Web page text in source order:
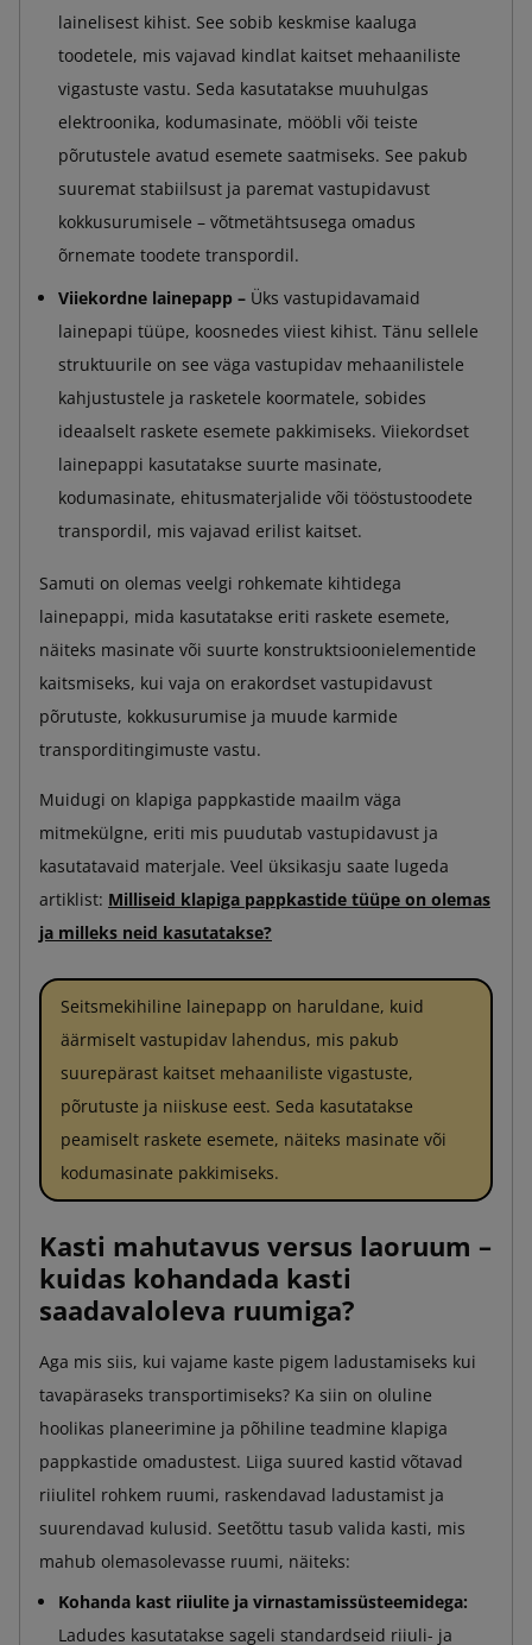
lainelisest kihist. See sobib keskmise kaaluga
toodetele, mis vajavad kindlat kaitset mehaaniliste
vigastuste vastu. Seda kasutatakse muuhulgas
elektroonika, kodumasinate, mööbli või teiste
põrutustele avatud esemete saatmiseks. See pakub
suuremat stabiilsust ja paremat vastupidavust
kokkusurumisele – võtmetähtsusega omadus
õrnemate toodete transpordil.
Viiekordne lainepapp – Üks vastupidavamaid
lainepapi tüüpe, koosnedes viiest kihist. Tänu sellele
struktuurile on see väga vastupidav mehaanilistele
kahjustustele ja rasketele koormatele, sobides
ideaalselt raskete esemete pakkimiseks. Viiekordset
lainepappi kasutatakse suurte masinate,
kodumasinate, ehitusmaterjalide või tööstustoodete
transpordil, mis vajavad erilist kaitset.
Samuti on olemas veelgi rohkemate kihtidega
lainepappi, mida kasutatakse eriti raskete esemete,
näiteks masinate või suurte konstruktsioonielementide
kaitsmiseks, kui vaja on erakordset vastupidavust
põrutuste, kokkusurumise ja muude karmide
transporditingimuste vastu.
Muidugi on klapiga pappkastide maailm väga
mitmekülgne, eriti mis puudutab vastupidavust ja
kasutatavaid materjale. Veel üksikasju saate lugeda
artiklist: Milliseid klapiga pappkastide tüüpe on olemas
ja milleks neid kasutatakse?
Seitsmekihiline lainepapp on haruldane, kuid
äärmiselt vastupidav lahendus, mis pakub
suurepärast kaitset mehaaniliste vigastuste,
põrutuste ja niiskuse eest. Seda kasutatakse
peamiselt raskete esemete, näiteks masinate või
kodumasinate pakkimiseks.
Kasti mahutavus versus laoruum –
kuidas kohandada kasti
saadavaloleva ruumiga?
Aga mis siis, kui vajame kaste pigem ladustamiseks kui
tavapäraseks transportimiseks? Ka siin on oluline
hoolikas planeerimine ja põhiline teadmine klapiga
pappkastide omadustest. Liiga suured kastid võtavad
riiulitel rohkem ruumi, raskendavad ladustamist ja
suurendavad kulusid. Seetõttu tasub valida kasti, mis
mahub olemasolevasse ruumi, näiteks:
Kohanda kast riiulite ja virnastamissüsteemidega:
Ladudes kasutatakse sageli standardseid riiuli- ja